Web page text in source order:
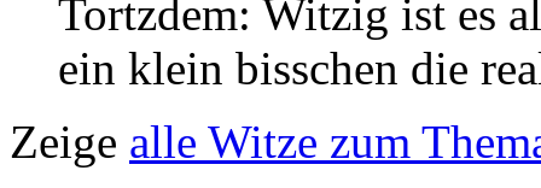
Tortzdem: Witzig ist es
ein klein bisschen die
Zeige alle Witze zum